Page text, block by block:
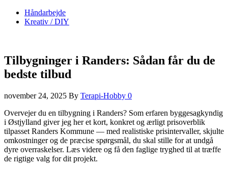
Håndarbejde
Kreativ / DIY
Tilbygninger i Randers: Sådan får du de
bedste tilbud
november 24, 2025 By Terapi-Hobby 0
Overvejer du en tilbygning i Randers? Som erfaren byggesagkyndig
i Østjylland giver jeg her et kort, konkret og ærligt prisoverblik
tilpasset Randers Kommune — med realistiske prisintervaller, skjulte
omkostninger og de præcise spørgsmål, du skal stille for at undgå
dyre overraskelser. Læs videre og få den faglige tryghed til at træffe
de rigtige valg for dit projekt.